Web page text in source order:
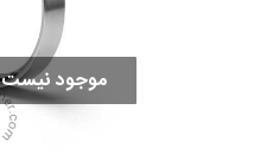
موجود نیست